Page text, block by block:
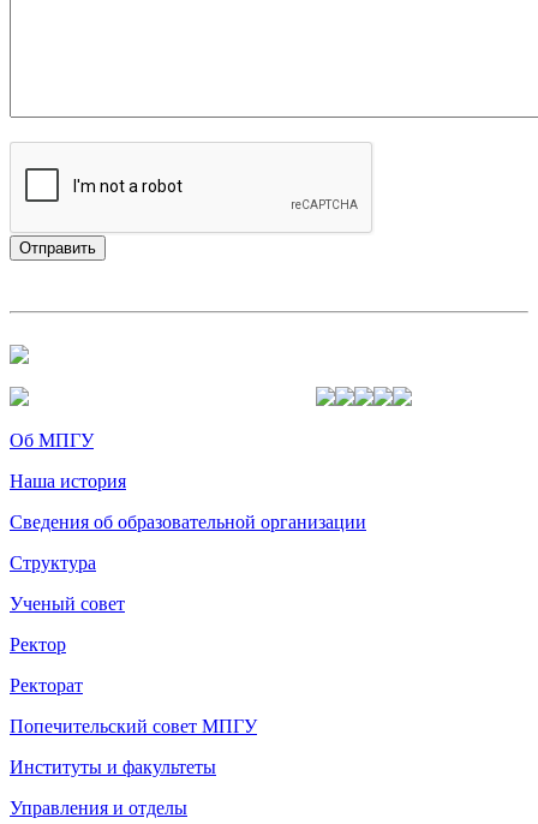
Об МПГУ
Наша история
Сведения об образовательной организации
Структура
Ученый совет
Ректор
Ректорат
Попечительский совет МПГУ
Институты и факультеты
Управления и отделы